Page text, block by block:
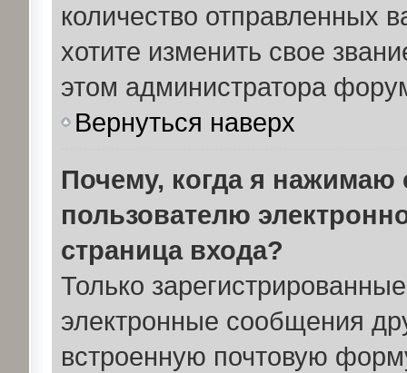
количество отправленных
хотите изменить свое
этом администратора
Вернуться наверх
Почему, когда я нажимаю
пользователю
страница входа?
Только
электронные сообщения
встроенную почтовую